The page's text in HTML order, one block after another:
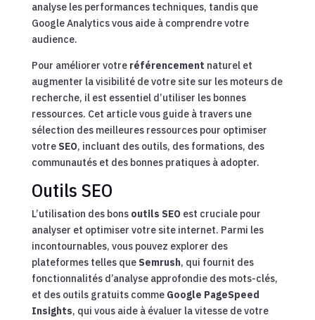
analyse les performances techniques, tandis que
Google Analytics vous aide à comprendre votre
audience.
Pour améliorer votre référencement naturel et
augmenter la visibilité de votre site sur les moteurs de
recherche, il est essentiel d’utiliser les bonnes
ressources. Cet article vous guide à travers une
sélection des meilleures ressources pour optimiser
votre SEO, incluant des outils, des formations, des
communautés et des bonnes pratiques à adopter.
Outils SEO
L’utilisation des bons outils SEO est cruciale pour
analyser et optimiser votre site internet. Parmi les
incontournables, vous pouvez explorer des
plateformes telles que Semrush, qui fournit des
fonctionnalités d’analyse approfondie des mots-clés,
et des outils gratuits comme Google PageSpeed
Insights, qui vous aide à évaluer la vitesse de votre